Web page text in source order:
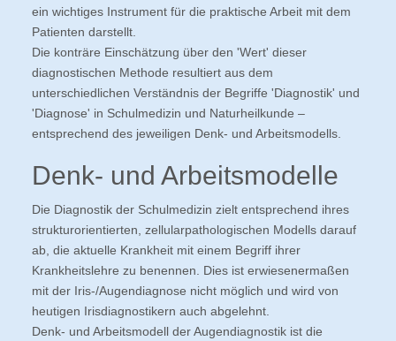
ein wichtiges Instrument für die praktische Arbeit mit dem
Patienten darstellt.
Die konträre Einschätzung über den 'Wert' dieser
diagnostischen Methode resultiert aus dem
unterschiedlichen Verständnis der Begriffe 'Diagnostik' und
'Diagnose' in Schulmedizin und Naturheilkunde –
entsprechend des jeweiligen Denk- und Arbeitsmodells.
Denk- und Arbeitsmodelle
Die Diagnostik der Schulmedizin zielt entsprechend ihres
strukturorientierten, zellularpathologischen Modells darauf
ab, die aktuelle Krankheit mit einem Begriff ihrer
Krankheitslehre zu benennen. Dies ist erwiesenermaßen
mit der Iris-/Augendiagnose nicht möglich und wird von
heutigen Irisdiagnostikern auch abgelehnt.
Denk- und Arbeitsmodell der Augendiagnostik ist die